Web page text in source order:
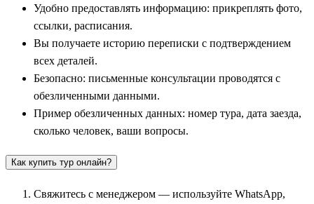
Удобно предоставлять информацию: прикреплять фото,
ссылки, расписания.
Вы получаете историю переписки с подтверждением
всех деталей.
Безопасно: письменные консультации проводятся с
обезличенными данными.
Пример обезличенных данных: номер тура, дата заезда,
сколько человек, ваши вопросы.
Как купить тур онлайн?
Свяжитесь с менеджером — используйте WhatsApp,